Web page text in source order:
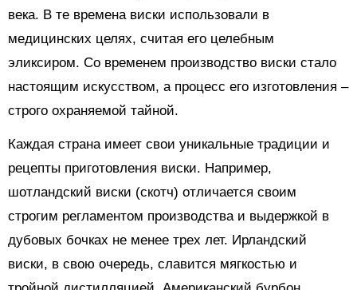
века. В те времена виски использовали в
медицинских целях, считая его целебным
эликсиром. Со временем производство виски стало
настоящим искусством, а процесс его изготовления –
строго охраняемой тайной.
Каждая страна имеет свои уникальные традиции и
рецепты приготовления виски. Например,
шотландский виски (скотч) отличается своим
строгим регламентом производства и выдержкой в
дубовых бочках не менее трех лет. Ирландский
виски, в свою очередь, славится мягкостью и